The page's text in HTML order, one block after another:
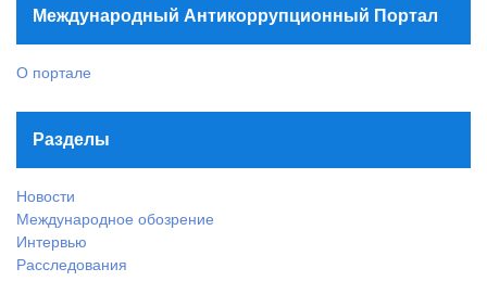
Международный Антикоррупционный Портал
О портале
Разделы
Новости
Международное обозрение
Интервью
Расследования